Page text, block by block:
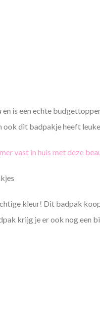
en is een echte
ook dit badpakje heeft
vast in huis met deze
kleur! Dit badpak
krijg je er ook nog een